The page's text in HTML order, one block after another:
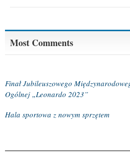
Most Comments
Finał Jubileuszowego
Ogólnej „Leonardo 2023”
Hala sportowa z nowym sprzętem